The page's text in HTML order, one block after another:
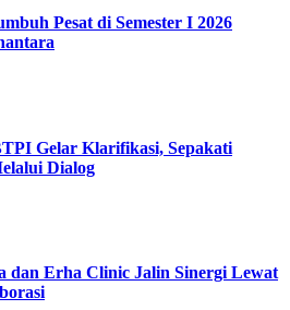
Pesat di Semester I 2026
Gelar Klarifikasi, Sepakati
Dialog
dan Erha Clinic Jalin Sinergi Lewat